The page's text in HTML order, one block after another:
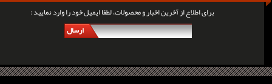
برای اطلاع از آخرین اخبار و محصولات، لطفا ایمیل خود را وارد نمایید :
ارسال